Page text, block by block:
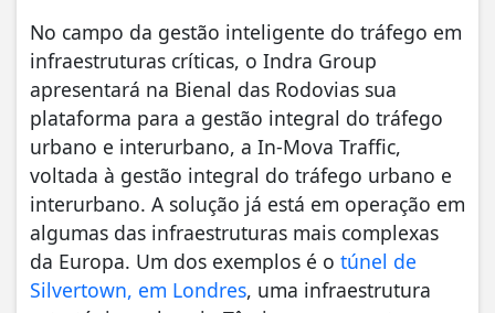
No campo da gestão inteligente do tráfego em
infraestruturas críticas, o Indra Group
apresentará na Bienal das Rodovias sua
plataforma para a gestão integral do tráfego
urbano e interurbano, a In-Mova Traffic,
voltada à gestão integral do tráfego urbano e
interurbano. A solução já está em operação em
algumas das infraestruturas mais complexas
da Europa. Um dos exemplos é o túnel de
Silvertown, em Londres, uma infraestrutura